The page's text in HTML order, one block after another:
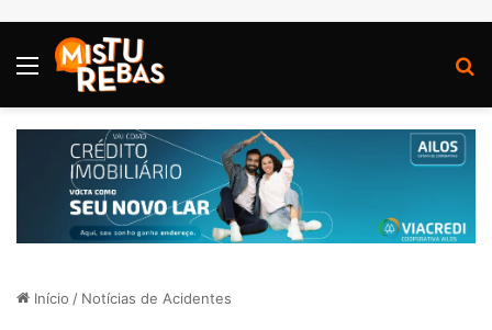
Menu
Início / Notícias de Acidentes